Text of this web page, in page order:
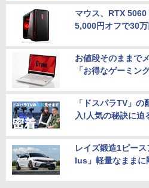
マウス、RTX
5,000円オフで30万
お値段そのままで
「お得なゲーミン
「ドスパラTV」
入!人気の秘訣に迫
レイズ鍛造1ピー
lus」軽量なままに